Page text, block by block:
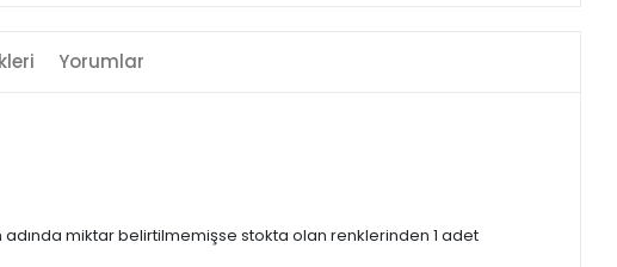
Yorumlar
adında miktar belirtilmemişse stokta olan renklerinden 1 adet